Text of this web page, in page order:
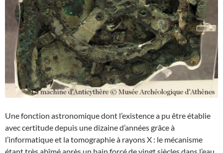
Une fonction astronomique dont l’existence a pu être établie
avec certitude depuis une dizaine d’années grâce à
l’informatique et la tomographie à rayons X : le mécanisme